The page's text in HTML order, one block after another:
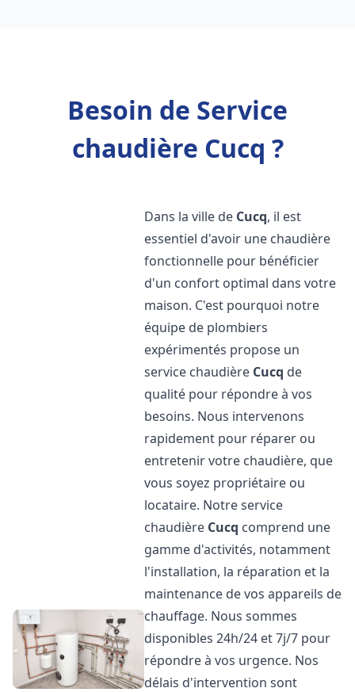
Besoin de Service
chaudière Cucq ?
Dans la ville de Cucq, il est
essentiel d'avoir une chaudière
fonctionnelle pour bénéficier
d'un confort optimal dans votre
maison. C'est pourquoi notre
équipe de plombiers
expérimentés propose un
service chaudière Cucq de
qualité pour répondre à vos
besoins. Nous intervenons
rapidement pour réparer ou
entretenir votre chaudière, que
vous soyez propriétaire ou
locataire. Notre service
chaudière Cucq comprend une
gamme d'activités, notamment
l'installation, la réparation et la
maintenance de vos appareils de
chauffage. Nous sommes
disponibles 24h/24 et 7j/7 pour
répondre à vos urgence. Nos
délais d'intervention sont